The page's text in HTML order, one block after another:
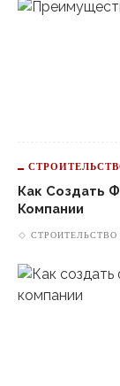
Как Создать
Компании
СТРОИТЕЛЬСТВО